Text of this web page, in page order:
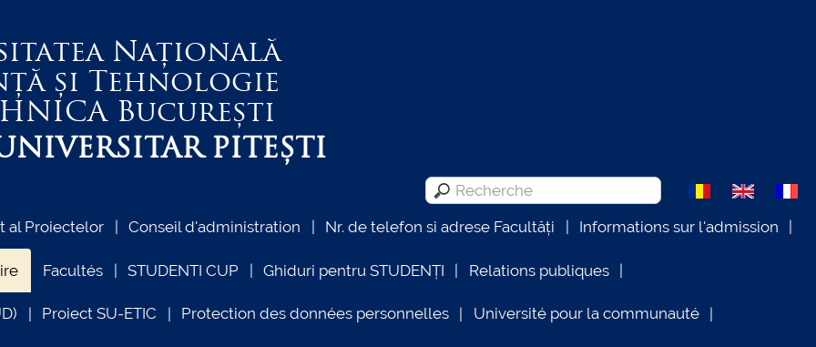
Națională
și Tehnologie
București
PITEȘTI
al Proiectelor Conseil d'administration Nr. de telefon si adrese Facultăți Informations sur l'admission
Facultés STUDENTI CUP Ghiduri pentru STUDENȚI Relations publiques
Proiect SU-ETIC Protection des données personnelles Université pour la communauté